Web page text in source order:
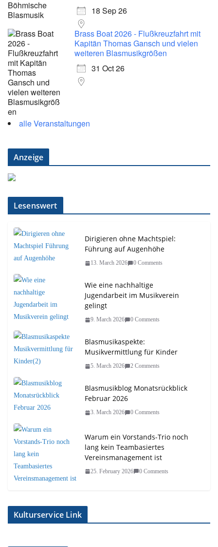
18 Sep 26
Brass Boat 2026 - Flußkreuzfahrt mit
Kapitän Thomas Gansch und vielen
weiteren Blasmusikgrößen
31 Oct 26
alle Veranstaltungen
Anzeige
Lesenswert
Dirigieren ohne Machtspiel:
Führung auf Augenhöhe
13. March 2026 0 Comments
Wie eine nachhaltige
Jugendarbeit im Musikverein
gelingt
9. March 2026 0 Comments
Blasmusikaspekte:
Musikvermittlung für Kinder
5. March 2026 2 Comments
Blasmusikblog Monatsrückblick
Februar 2026
3. March 2026 0 Comments
Warum ein Vorstands-Trio noch
lang kein Teambasiertes
Vereinsmanagement ist
25. February 2026 0 Comments
Kulturservice Link